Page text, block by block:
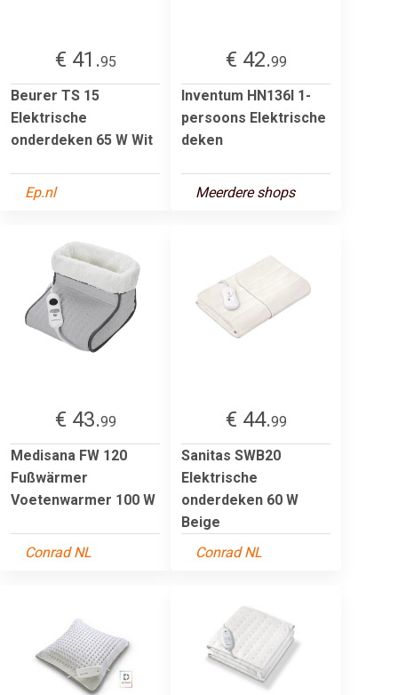
€ 41.95
Beurer TS 15
Elektrische
onderdeken 65 W Wit
Ep.nl
€ 42.99
Inventum HN136I 1-
persoons Elektrische
deken
Meerdere shops
€ 43.99
Medisana FW 120
Fußwärmer
Voetenwarmer 100 W
Conrad NL
€ 44.99
Sanitas SWB20
Elektrische
onderdeken 60 W
Beige
Conrad NL